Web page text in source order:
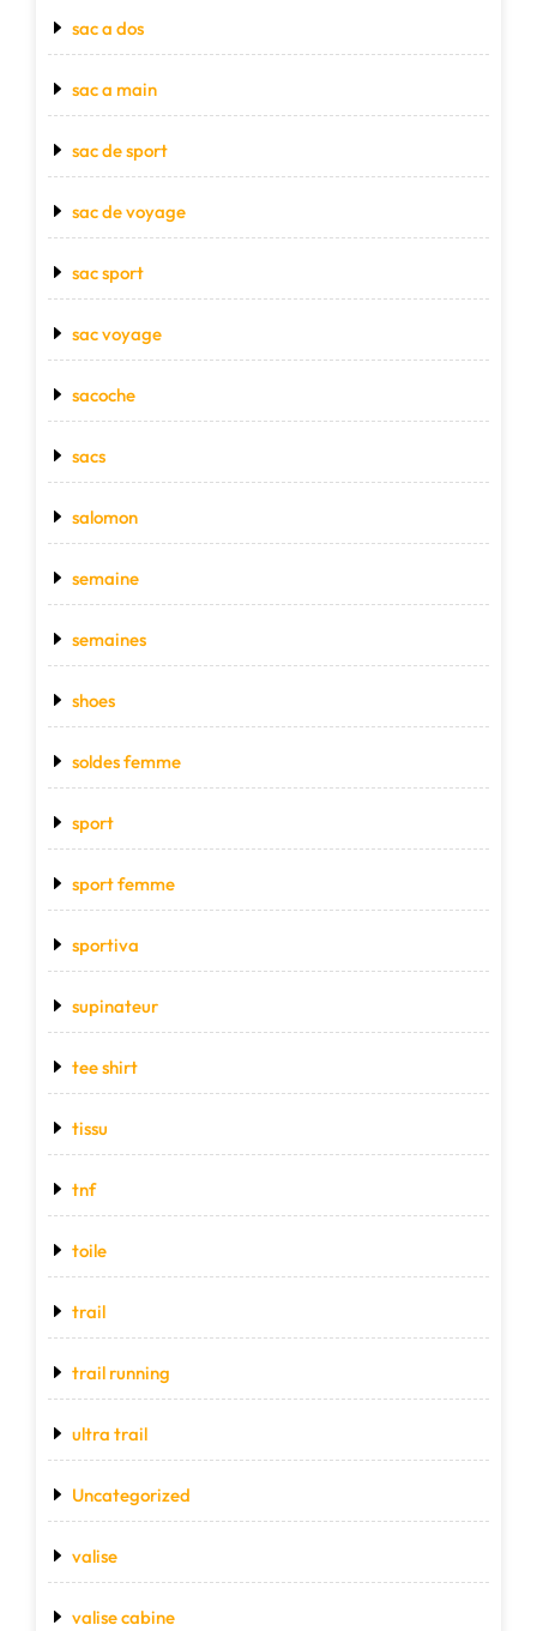
sac a dos
sac a main
sac de sport
sac de voyage
sac sport
sac voyage
sacoche
sacs
salomon
semaine
semaines
shoes
soldes femme
sport
sport femme
sportiva
supinateur
tee shirt
tissu
tnf
toile
trail
trail running
ultra trail
Uncategorized
valise
valise cabine